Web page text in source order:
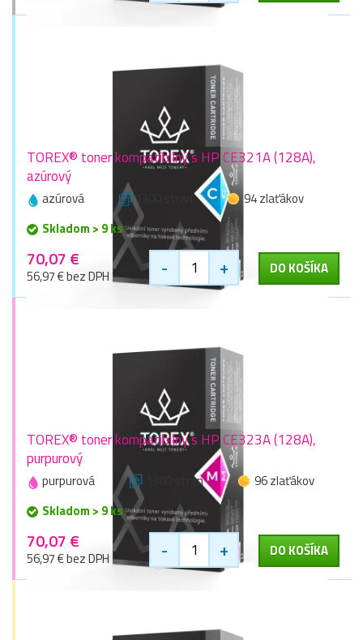
TOREX® toner kompatibilný s HP CE321A (128A),
azúrový
azúrová 1300 stran
94 zlaťákov
Skladom > 9 ks
70,07 €
56,97 € bez DPH - + DO KOŠÍKA
TOREX® toner kompatibilný s HP CE323A (128A),
purpurový
purpurová 1300 stran
96 zlaťákov
Skladom > 9 ks
70,07 €
56,97 € bez DPH - + DO KOŠÍKA